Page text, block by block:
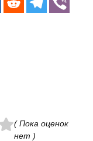
( Пока оценок
нет )